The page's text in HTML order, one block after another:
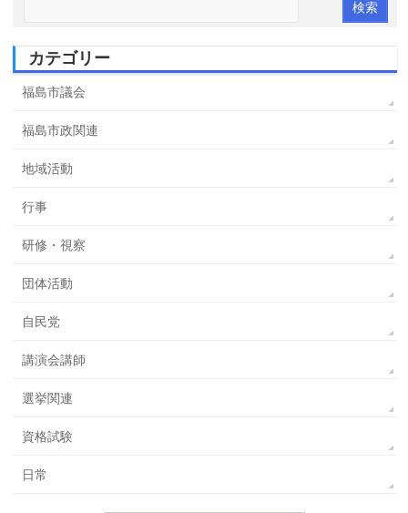
カテゴリー
福島市議会
福島市政関連
地域活動
行事
研修・視察
団体活動
自民党
講演会講師
選挙関連
資格試験
日常